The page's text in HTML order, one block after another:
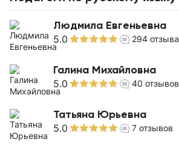
Людмила Евгеньевна
5.0 294 отзыва
Галина Михайловна
5.0 40 отзывов
Татьяна Юрьевна
5.0 7 отзывов